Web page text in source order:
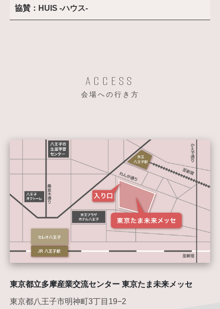
協賛：HUIS -ハウス-
ACCESS
会場への行き方
東京都⽴多摩産業交流センター 東京たま未来メッセ
東京都八王子市明神町3丁目19−2